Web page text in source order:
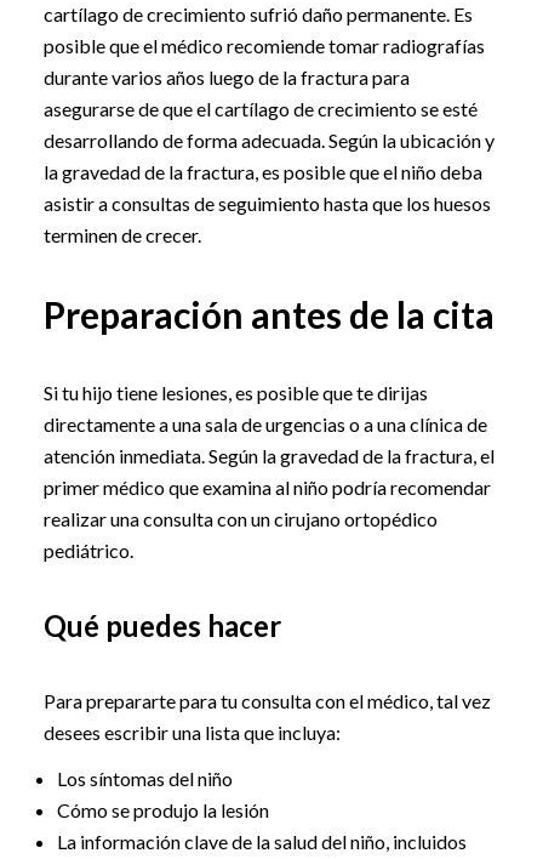
cartílago de crecimiento sufrió daño permanente. Es
posible que el médico recomiende tomar radiografías
durante varios años luego de la fractura para
asegurarse de que el cartílago de crecimiento se esté
desarrollando de forma adecuada. Según la ubicación y
la gravedad de la fractura, es posible que el niño deba
asistir a consultas de seguimiento hasta que los huesos
terminen de crecer.
Preparación antes de la cita
Si tu hijo tiene lesiones, es posible que te dirijas
directamente a una sala de urgencias o a una clínica de
atención inmediata. Según la gravedad de la fractura, el
primer médico que examina al niño podría recomendar
realizar una consulta con un cirujano ortopédico
pediátrico.
Qué puedes hacer
Para prepararte para tu consulta con el médico, tal vez
desees escribir una lista que incluya:
Los síntomas del niño
Cómo se produjo la lesión
La información clave de la salud del niño, incluidos